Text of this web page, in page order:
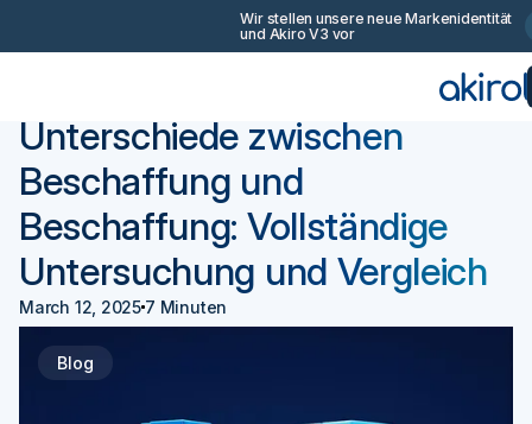
Wir stellen unsere neue Markenidentität
und Akiro V3 vor
Unterschiede zwischen
Beschaffung und
Beschaffung: Vollständige
Untersuchung und Vergleich
March 12, 2025 7 Minuten
Blog